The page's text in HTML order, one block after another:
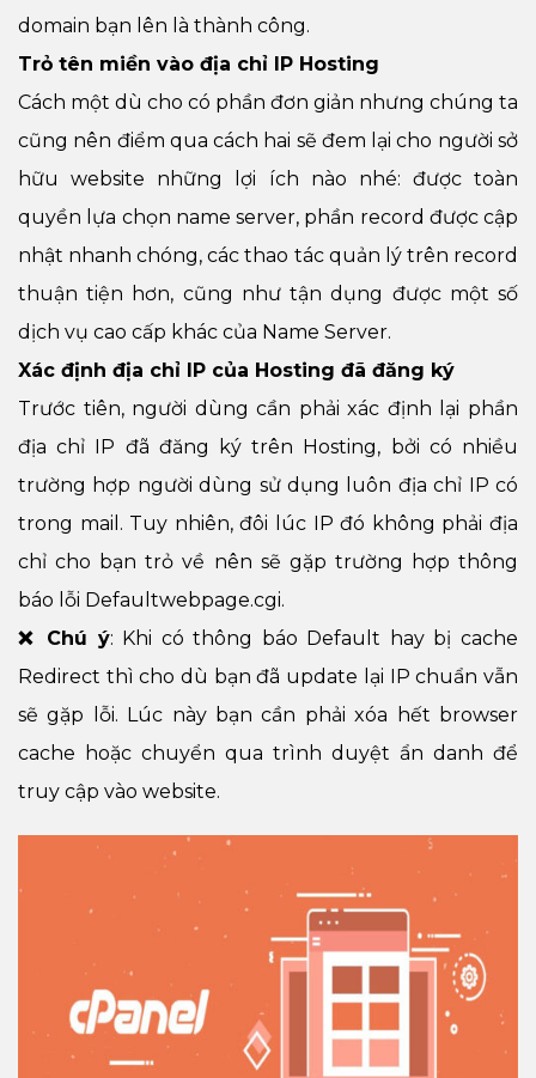
domain bạn lên là thành công.
Trỏ tên miền vào địa chỉ IP Hosting
Cách một dù cho có phần đơn giản nhưng chúng ta
cũng nên điểm qua cách hai sẽ đem lại cho người sở
hữu website những lợi ích nào nhé: được toàn
quyền lựa chọn name server, phần record được cập
nhật nhanh chóng, các thao tác quản lý trên record
thuận tiện hơn, cũng như tận dụng được một số
dịch vụ cao cấp khác của Name Server.
Xác định địa chỉ IP của Hosting đã đăng ký
Trước tiên, người dùng cần phải xác định lại phần
địa chỉ IP đã đăng ký trên Hosting, bởi có nhiều
trường hợp người dùng sử dụng luôn địa chỉ IP có
trong mail. Tuy nhiên, đôi lúc IP đó không phải địa
chỉ cho bạn trỏ về nên sẽ gặp trường hợp thông
báo lỗi Defaultwebpage.cgi.
❌ Chú ý: Khi có thông báo Default hay bị cache
Redirect thì cho dù bạn đã update lại IP chuẩn vẫn
sẽ gặp lỗi. Lúc này bạn cần phải xóa hết browser
cache hoặc chuyển qua trình duyệt ẩn danh để
truy cập vào website.